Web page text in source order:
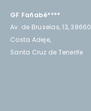
GF Fañabé****
Av. de Bruselas, 13, 38660
Costa Adeje,
Santa Cruz de Tenerife